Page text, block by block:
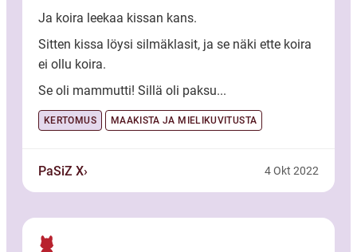
Ja koira leekaa kissan kans.
Sitten kissa löysi silmäklasit, ja se näki ette koira
ei ollu koira.
Se oli mammutti! Sillä oli paksu...
KERTOMUS MAAKISTA JA MIELIKUVITUSTA
PaSiZ X 4 Okt 2022